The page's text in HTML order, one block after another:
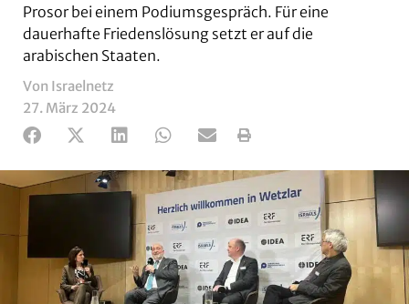
Prosor bei einem Podiumsgespräch. Für eine
dauerhafte Friedenslösung setzt er auf die
arabischen Staaten.
Von Israelnetz
27. März 2024